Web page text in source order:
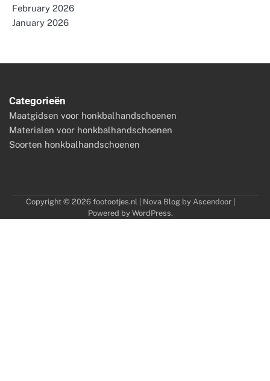
February 2026
January 2026
Categorieën
Maatgidsen voor honkbalhandschoenen
Materialen voor honkbalhandschoenen
Soorten honkbalhandschoenen
Copyright © 2026 footootjes.nl | Nova Blog by Ascendoor|
Powered by WordPress.